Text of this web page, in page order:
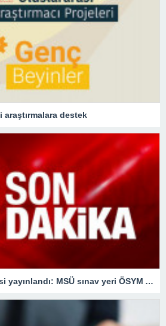
araştırmalara destek
MSÜ sınav giriş belgesi yayınlandı: MSÜ sınav yeri ÖSYM AİS sayfasında…